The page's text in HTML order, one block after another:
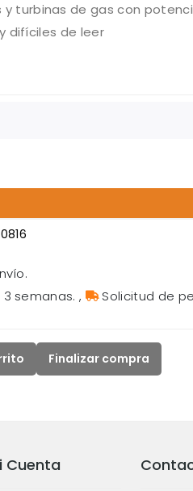
de gas con
difíciles de leer
semanas. , Solicitud de
Finalizar compra
Cuenta